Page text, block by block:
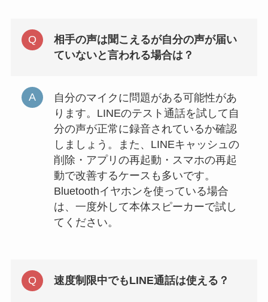
相手の声は聞こえるが自分の声が届い
ていないと言われる場合は？
自分のマイクに問題がある可能性があ
ります。LINEのテスト通話を試して自
分の声が正常に録音されているか確認
しましょう。また、LINEキャッシュの
削除・アプリの再起動・スマホの再起
動で改善するケースも多いです。
Bluetoothイヤホンを使っている場合
は、一度外して本体スピーカーで試し
てください。
速度制限中でもLINE通話は使える？